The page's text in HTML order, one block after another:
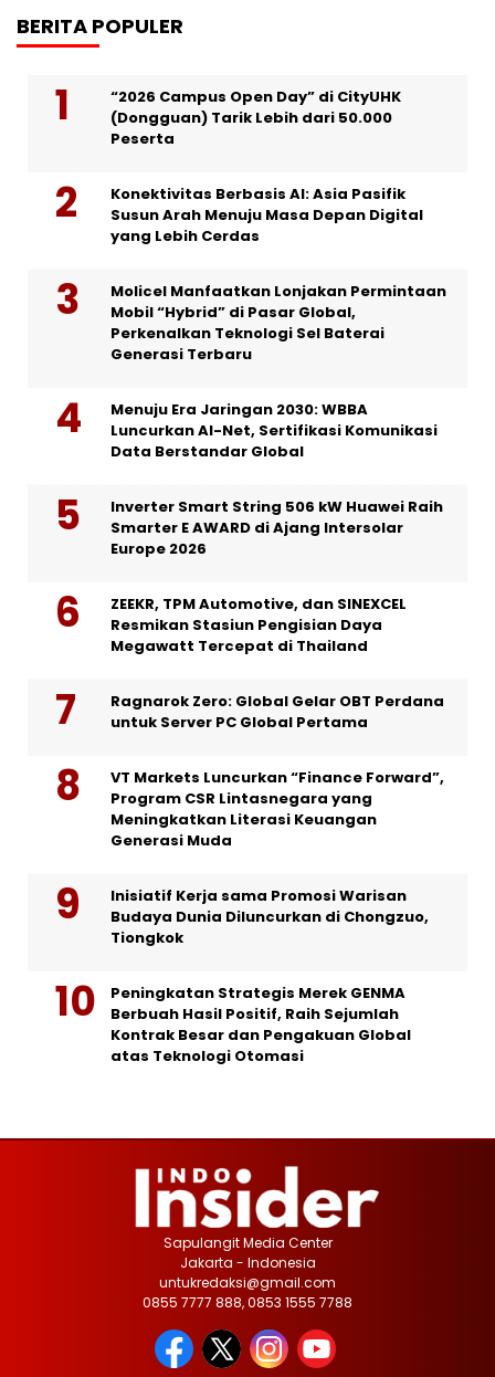
BERITA POPULER
“2026 Campus Open Day” di CityUHK
(Dongguan) Tarik Lebih dari 50.000
Peserta
Konektivitas Berbasis AI: Asia Pasifik
Susun Arah Menuju Masa Depan Digital
yang Lebih Cerdas
Molicel Manfaatkan Lonjakan Permintaan
Mobil “Hybrid” di Pasar Global,
Perkenalkan Teknologi Sel Baterai
Generasi Terbaru
Menuju Era Jaringan 2030: WBBA
Luncurkan AI-Net, Sertifikasi Komunikasi
Data Berstandar Global
Inverter Smart String 506 kW Huawei Raih
Smarter E AWARD di Ajang Intersolar
Europe 2026
ZEEKR, TPM Automotive, dan SINEXCEL
Resmikan Stasiun Pengisian Daya
Megawatt Tercepat di Thailand
Ragnarok Zero: Global Gelar OBT Perdana
untuk Server PC Global Pertama
VT Markets Luncurkan “Finance Forward”,
Program CSR Lintasnegara yang
Meningkatkan Literasi Keuangan
Generasi Muda
Inisiatif Kerja sama Promosi Warisan
Budaya Dunia Diluncurkan di Chongzuo,
Tiongkok
Peningkatan Strategis Merek GENMA
Berbuah Hasil Positif, Raih Sejumlah
Kontrak Besar dan Pengakuan Global
atas Teknologi Otomasi
Sapulangit Media Center
Jakarta - Indonesia
untukredaksi@gmail.com
0855 7777 888, 0853 1555 7788